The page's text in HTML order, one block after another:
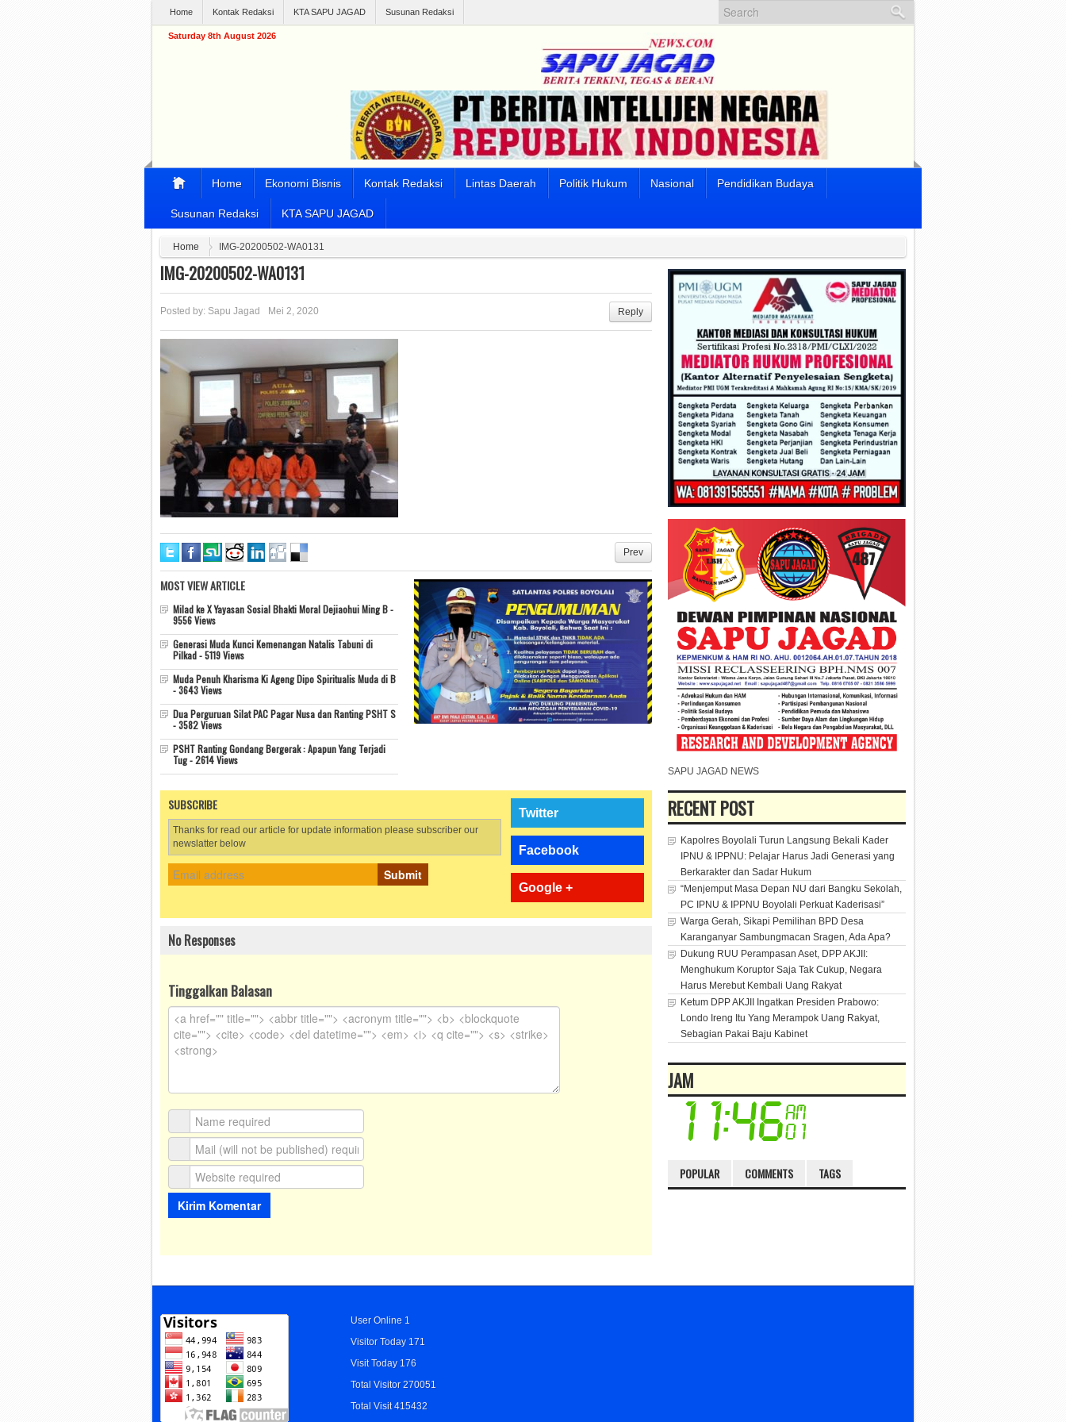
Home Kontak Redaksi KTA SAPU JAGAD Susunan Redaksi
Saturday 8th August 2026
Home Ekonomi Bisnis Kontak Redaksi Lintas Daerah Politik Hukum Nasional Pendidikan Budaya
Susunan Redaksi KTA SAPU JAGAD
Home IMG-20200502-WA0131
IMG-20200502-WA0131
Posted by: Sapu Jagad Mei 2, 2020 Reply
Prev
MOST VIEW ARTICLE
Milad ke X Yayasan Sosial Bhakti Moral Dejiaohui Ming B -
9556 Views
Generasi Muda Kunci Kemenangan Natalis Tabuni di
Pilkad - 5119 Views
Muda Penuh Kharisma Ki Ageng Dipo Spiritualis Muda di B
- 3643 Views
Dua Perguruan Silat PAC Pagar Nusa dan Ranting PSHT S
- 3582 Views
PSHT Ranting Gondang Bergerak : Apapun Yang Terjadi
Tug - 2614 Views
SUBSCRIBE
Thanks for read our article for update information please subscriber our
newslatter below
Submit
Twitter
Facebook
Google +
No Responses
Tinggalkan Balasan
SAPU JAGAD NEWS
RECENT POST
Kapolres Boyolali Turun Langsung Bekali Kader
IPNU & IPPNU: Pelajar Harus Jadi Generasi yang
Berkarakter dan Sadar Hukum
“Menjemput Masa Depan NU dari Bangku Sekolah,
PC IPNU & IPPNU Boyolali Perkuat Kaderisasi”
Warga Gerah, Sikapi Pemilihan BPD Desa
Karanganyar Sambungmacan Sragen, Ada Apa?
Dukung RUU Perampasan Aset, DPP AKJII:
Menghukum Koruptor Saja Tak Cukup, Negara
Harus Merebut Kembali Uang Rakyat
Ketum DPP AKJII Ingatkan Presiden Prabowo:
Londo Ireng Itu Yang Merampok Uang Rakyat,
Sebagian Pakai Baju Kabinet
JAM
POPULAR COMMENTS TAGS
User Online 1
Visitor Today 171
Visit Today 176
Total Visitor 270051
Total Visit 415432